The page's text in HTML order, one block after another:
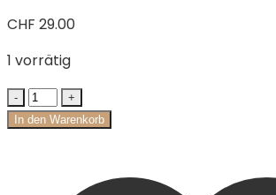
CHF 29.00
1 vorrätig
In den Warenkorb